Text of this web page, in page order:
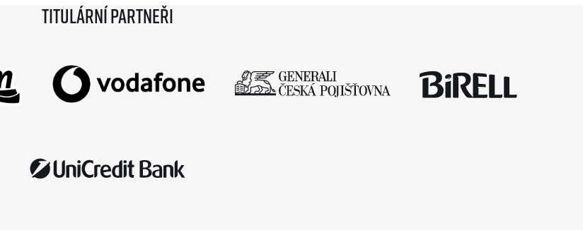
Titulární partneři